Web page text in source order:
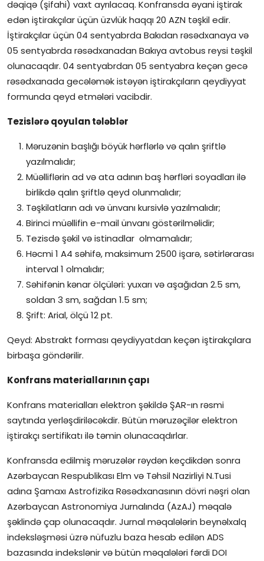
dəqiqə (şifahi) vaxt ayrılacaq. Konfransda əyani iştirak
edən iştirakçılar üçün üzvlük haqqı 20 AZN təşkil edir.
İştirakçılar üçün 04 sentyabrda Bakıdan rəsədxanaya və
05 sentyabrda rəsədxanadan Bakıya avtobus reysi təşkil
olunacaqdır. 04 sentyabrdan 05 sentyabra keçən gecə
rəsədxanada gecələmək istəyən iştirakçıların qeydiyyat
formunda qeyd etmələri vacibdir.
Tezislərə qoyulan tələblər
Məruzənin başlığı böyük hərflərlə və qalın şriftlə
yazılmalıdır;
Müəlliflərin ad və ata adının baş hərfləri soyadları ilə
birlikdə qalın şriftlə qeyd olunmalıdır;
Təşkilatların adı və ünvanı kursivlə yazılmalıdır;
Birinci müəllifin e-mail ünvanı göstərilməlidir;
Tezisdə şəkil və istinadlar olmamalıdır;
Həcmi 1 A4 səhifə, maksimum 2500 işarə, sətirlərarası
interval 1 olmalıdır;
Səhifənin kənar ölçüləri: yuxarı və aşağıdan 2.5 sm,
soldan 3 sm, sağdan 1.5 sm;
Şrift: Arial, ölçü 12 pt.
Qeyd: Abstrakt forması qeydiyyatdan keçən iştirakçılara
birbaşa göndərilir.
Konfrans materiallarının çapı
Konfrans materialları elektron şəkildə ŞAR-ın rəsmi
saytında yerləşdiriləcəkdir. Bütün məruzəçilər elektron
iştirakçı sertifikatı ilə təmin olunacaqdırlar.
Konfransda edilmiş məruzələr rəydən keçdikdən sonra
Azərbaycan Respublikası Elm və Təhsil Nazirliyi N.Tusi
adına Şamaxı Astrofizika Rəsədxanasının dövri nəşri olan
Azərbaycan Astronomiya Jurnalında (AzAJ) məqalə
şəklində çap olunacaqdır. Jurnal məqalələrin beynəlxalq
indeksləşməsi üzrə nüfuzlu baza hesab edilən ADS
bazasında indekslənir və bütün məqalələri fərdi DOI